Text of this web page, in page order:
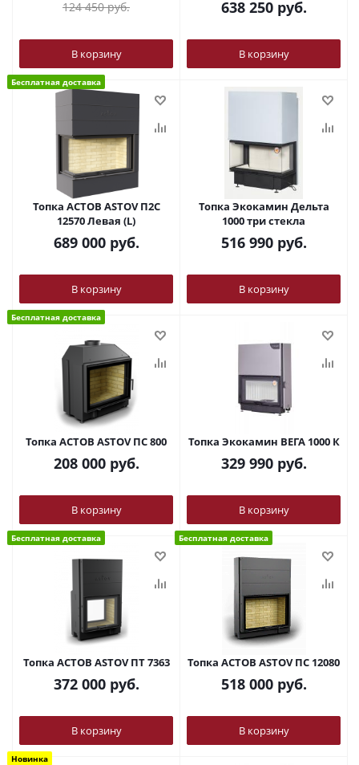
124 450руб.
В корзину
638 250руб.
В корзину
Бесплатная доставка
Топка АСТОВ ASTOV П2С
12570 Левая (L)
689 000руб.
В корзину
Топка Экокамин Дельта
1000 три стекла
516 990руб.
В корзину
Бесплатная доставка
Топка АСТОВ ASTOV ПС 800
208 000руб.
В корзину
Топка Экокамин ВЕГА 1000 К
329 990руб.
В корзину
Бесплатная доставка
Топка АСТОВ ASTOV ПТ 7363
372 000руб.
В корзину
Бесплатная доставка
Топка АСТОВ ASTOV ПС 12080
518 000руб.
В корзину
Новинка